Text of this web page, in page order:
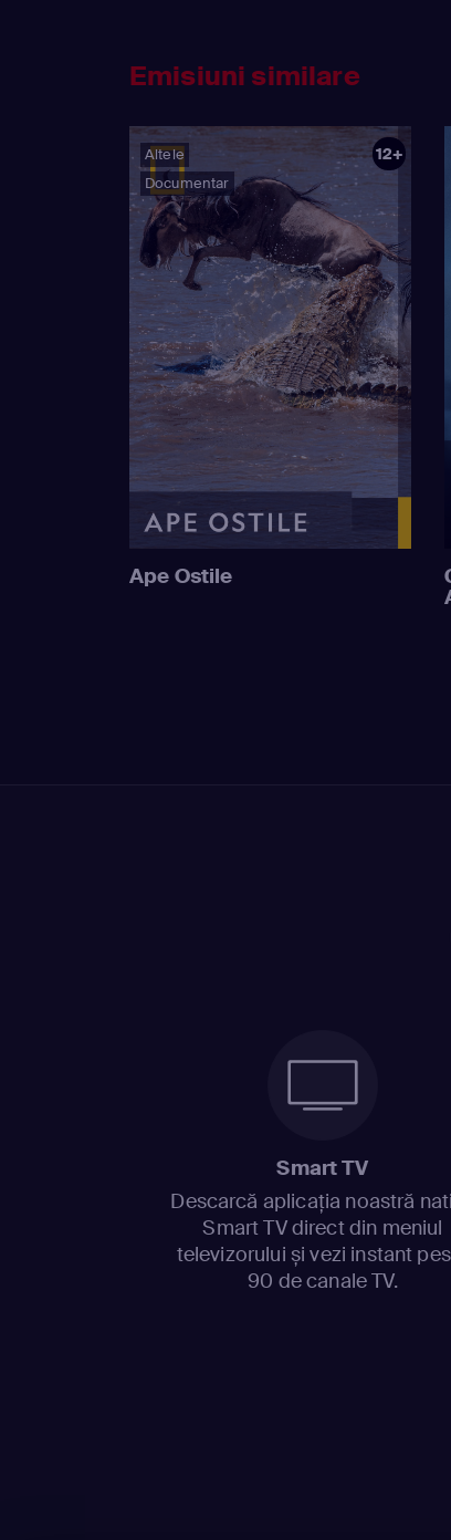
Emisiuni similare
Altele
Documentar
12+
Ape Ostile
Smart TV
Descarcă aplicația noastră
Smart TV direct din meniul
televizorului și vezi instant
90 de canale TV.